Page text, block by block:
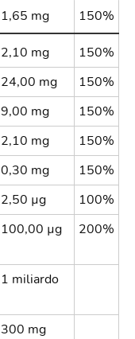
1,65 mg 150%
2,10 mg
150%
24,00 mg
150%
9,00 mg
150%
2,10 mg
150%
0,30 mg
150%
2,50 µg
100%
100,00 µg 200%
1 miliardo
300 mg